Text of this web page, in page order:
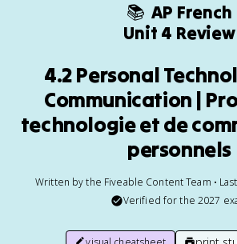
📚 AP French
Unit 4 Review
4.2 Personal
Communication |
technologie et de
personnels
Written by the Fiveable Content Team •
Verified for the 2027